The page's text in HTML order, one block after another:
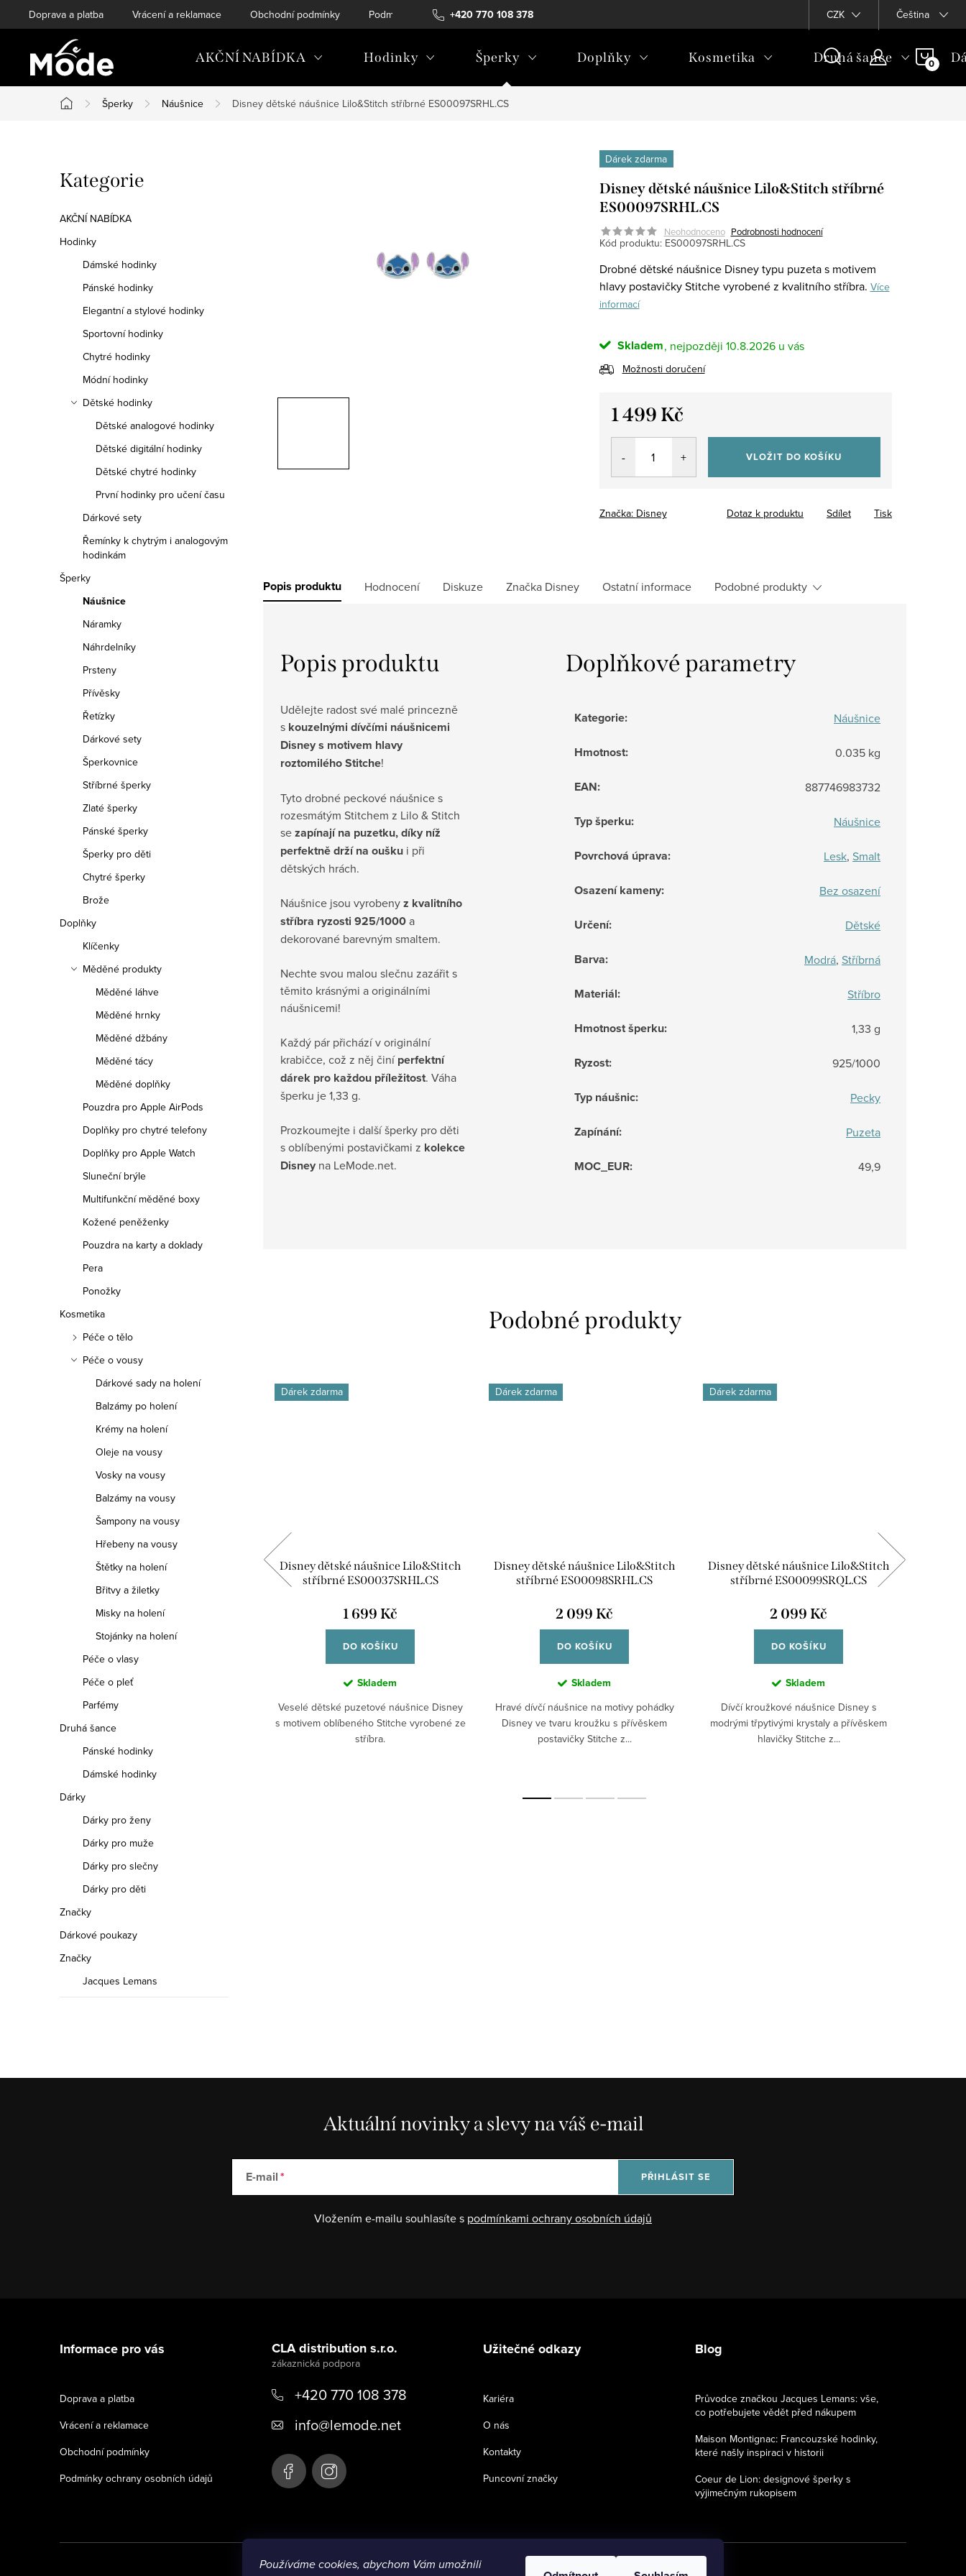
Používáme cookies, abychom Vám umožnili
na
+420 770 108 378
Doprava a platba Vrácení a reklamace Obchodní podmínky Podmínky ochrany osobních údajů CZK Čeština
AKČNÍ NABÍDKA Hodinky Šperky Doplňky Kosmetika Druhá šance
Domů
Šperky Náušnice Disney dětské náušnice Lilo&Stitch stříbrné ES00097SRHL.CS
o
s
t
Přeskočit
kategorie
Kategorie
AKČNÍ NABÍDKA
Hodinky
Dámské hodinky
Pánské hodinky
Elegantní a stylové hodinky
Sportovní hodinky
Chytré hodinky
Módní hodinky
Dětské hodinky
Dětské analogové hodinky
Dětské digitální hodinky
Dětské chytré hodinky
První hodinky pro učení času
Dárkové sety
Řemínky k chytrým i analogovým
hodinkám
Šperky
Náušnice
Náramky
Náhrdelníky
Prsteny
Přívěsky
Řetízky
Dárkové sety
Šperkovnice
Stříbrné šperky
Zlaté šperky
Pánské šperky
Šperky pro děti
Chytré šperky
Brože
Doplňky
Klíčenky
Měděné produkty
Měděné láhve
Měděné hrnky
Měděné džbány
Měděné tácy
Měděné doplňky
Pouzdra pro Apple AirPods
Doplňky pro chytré telefony
Doplňky pro Apple Watch
Sluneční brýle
Multifunkční měděné boxy
Kožené peněženky
Pouzdra na karty a doklady
Pera
Ponožky
Kosmetika
Péče o tělo
Péče o vousy
Dárkové sady na holení
Balzámy po holení
Krémy na holení
Oleje na vousy
Vosky na vousy
Balzámy na vousy
Šampony na vousy
Hřebeny na vousy
Štětky na holení
Břitvy a žiletky
Misky na holení
Stojánky na holení
Péče o vlasy
Péče o pleť
Parfémy
Druhá šance
Pánské hodinky
Dámské hodinky
Dárky
Dárky pro ženy
Dárky pro muže
Dárky pro slečny
Dárky pro děti
Značky
Dárkové poukazy
Značky
Jacques Lemans
Dárek zdarma
Disney dětské náušnice Lilo&Stitch stříbrné
ES00097SRHL.CS
Neohodnoceno Podrobnosti hodnocení
Kód produktu: ES00097SRHL.CS
Drobné dětské náušnice Disney typu puzeta s motivem
hlavy postavičky Stitche vyrobené z kvalitního stříbra. Více
informací
Skladem 10.8.2026
Možnosti doručení
1 499 Kč
Měrná
VLOŽIT DO KOŠÍKU
Značka: Disney Tisk
Dotaz k produktu Sdílet
Popis produktu Hodnocení Diskuze Značka Disney Ostatní informace Podobné produkty
Popis produktu
Udělejte radost své malé princezně
s kouzelnými dívčími náušnicemi
Disney s motivem hlavy
roztomilého Stitche!
Tyto drobné peckové náušnice s
rozesmátým Stitchem z Lilo & Stitch
sezapínají na puzetku, díky níž
perfektně drží na oušku i při
dětských hrách.
Náušnice jsou vyrobenyz kvalitního
stříbra ryzosti 925/1000a
dekorované barevným smaltem.
Nechte svou malou slečnu zazářit s
těmito krásnými a originálními
náušnicemi!
Každý pár přichází v originální
krabičce, což z něj činíperfektní
dárek pro každou příležitost. Váha
šperku je 1,33 g.
Prozkoumejte i další šperky pro děti
s oblíbenými postavičkami z kolekce
Disney na LeMode.net.
Doplňkové parametry
Kategorie: Náušnice
Hmotnost: 0.035 kg
EAN: 887746983732
Typ šperku: Náušnice
Povrchová úprava: Lesk, Smalt
Osazení kameny: Bez osazení
Určení: Dětské
Barva: Modrá, Stříbrná
Materiál: Stříbro
Hmotnost šperku: 1,33 g
Ryzost: 925/1000
Typ náušnic: Pecky
Zapínání: Puzeta
MOC_EUR: 49,9
Disney dětský prsten Lilo & Stitch
1 499 Kč
Jemný roztomilý dětský prsten Disney s
motivem Stitche a drobnou květinou
Dárek zdarma
Disney dětské náušnice Lilo&Stitch
stříbrné ES00037SRHL.CS
1 699 Kč
DO KOŠÍKU
Skladem
Veselé dětské puzetové náušnice Disney
s motivem oblíbeného Stitche vyrobené ze
stříbra.
Dárek zdarma
Disney dětské náušnice Lilo&Stitch
stříbrné ES00098SRHL.CS
2 099 Kč
DO KOŠÍKU
Skladem
Hravé dívčí náušnice na motivy pohádky
Disney ve tvaru kroužku s přívěskem
postavičky Stitche z...
Dárek zdarma
Disney dětské náušnice Lilo&Stitch
stříbrné ES00099SRQL.CS
2 099 Kč
DO KOŠÍKU
Skladem
Dívčí kroužkové náušnice Disney s
modrými třpytivými krystaly a přívěskem
hlavičky Stitche z...
Aktuální novinky a slevy na váš e-mail
E-mail
Vložením e-mailu souhlasíte s podmínkami ochrany osobních údajů
PŘIHLÁSIT SE
Informace pro vás
Doprava a platba
Vrácení a reklamace
Obchodní podmínky
Podmínky ochrany osobních údajů
CLA distribution s.r.o.
+420 770 108 378
info@lemode.net
Užitečné odkazy
Kariéra
O nás
Kontakty
Puncovní značky
Blog
Průvodce značkou Jacques Lemans: vše,
co potřebujete vědět před nákupem
Maison Montignac: Francouzské hodinky,
které našly inspiraci v historii
Coeur de Lion: designové šperky s
výjimečným rukopisem